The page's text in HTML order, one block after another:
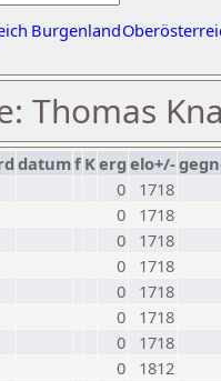
Burgenland
Thomas
datumf Kerg elo+/-
0
1718
0
1718
0
1718
0
1718
0
1718
0
1718
0
1718
0
1812